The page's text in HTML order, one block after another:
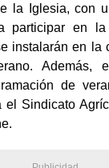
la Iglesia, con
participar en la
instalarán en la
Además,
de
el Sindicato